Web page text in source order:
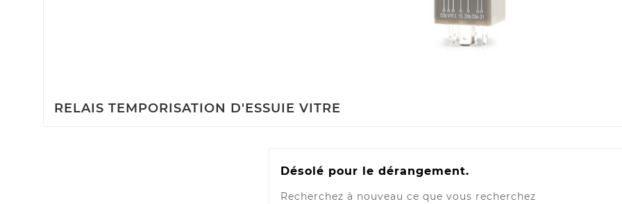
RELAIS TEMPORISATION D'ESSUIE VITRE
Désolé pour le dérangement.
Recherchez à nouveau ce que vous recherchez